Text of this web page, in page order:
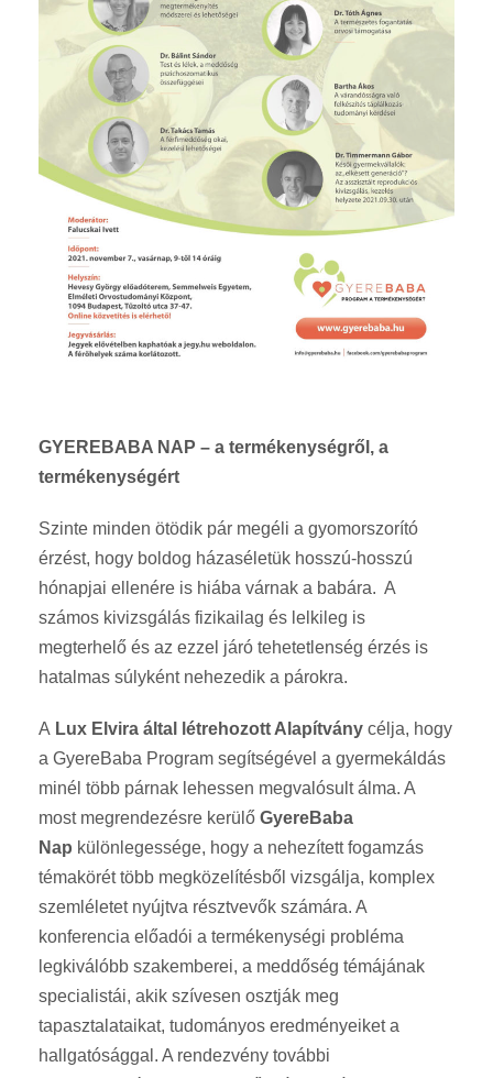
GYEREBABA NAP – a termékenységről, a
termékenységért
Szinte minden ötödik pár megéli a gyomorszorító
érzést, hogy boldog házaséletük hosszú-hosszú
hónapjai ellenére is hiába várnak a babára. A
számos kivizsgálás fizikailag és lelkileg is
megterhelő és az ezzel járó tehetetlenség érzés is
hatalmas súlyként nehezedik a párokra.
A Lux Elvira által létrehozott Alapítvány célja, hogy
a GyereBaba Program segítségével a gyermekáldás
minél több párnak lehessen megvalósult álma. A
most megrendezésre kerülő GyereBaba
Nap különlegessége, hogy a nehezített fogamzás
témakörét több megközelítésből vizsgálja, komplex
szemléletet nyújtva résztvevők számára. A
konferencia előadói a termékenységi probléma
legkiválóbb szakemberei, a meddőség témájának
specialistái, akik szívesen osztják meg
tapasztalataikat, tudományos eredményeiket a
hallgatósággal. A rendezvény további